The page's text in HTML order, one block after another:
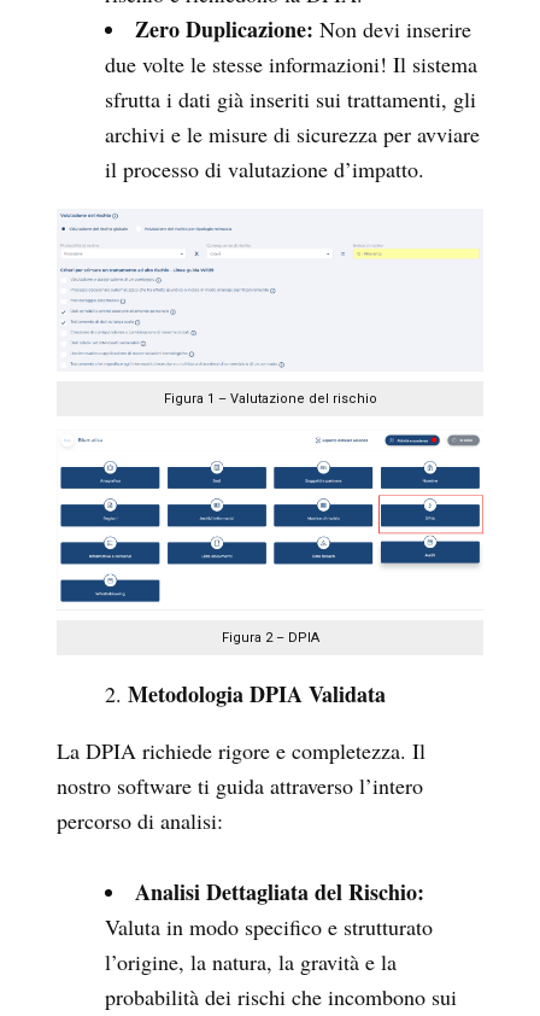
Zero Duplicazione: Non devi inserire
due volte le stesse informazioni! Il sistema
sfrutta i dati già inseriti sui trattamenti, gli
archivi e le misure di sicurezza per avviare
il processo di valutazione d’impatto.
Figura 1 – Valutazione del rischio
Figura 2 – DPIA
Metodologia DPIA Validata
La DPIA richiede rigore e completezza. Il
nostro software ti guida attraverso l’intero
percorso di analisi:
Analisi Dettagliata del Rischio:
Valuta in modo specifico e strutturato
l’origine, la natura, la gravità e la
probabilità dei rischi che incombono sui